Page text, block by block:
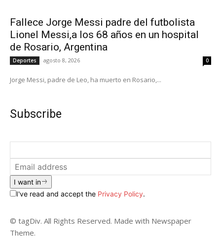
Fallece Jorge Messi padre del futbolista
Lionel Messi,a los 68 años en un hospital
de Rosario, Argentina
Deportes agosto 8, 2026 0
Jorge Messi, padre de Leo, ha muerto en Rosario,...
Subscribe
I want in
I've read and accept the Privacy Policy.
© tagDiv. All Rights Reserved. Made with Newspaper
Theme.